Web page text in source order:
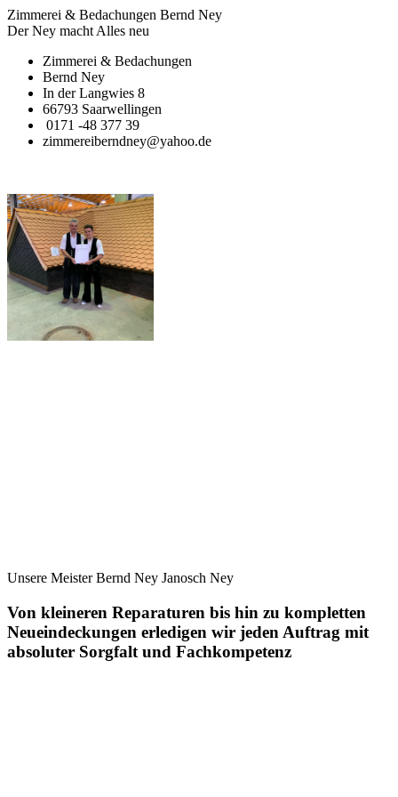
Zimmerei & Bedachungen Bernd Ney
Der Ney macht Alles neu
Zimmerei & Bedachungen
Bernd Ney
In der Langwies 8
66793 Saarwellingen
0171 -48 377 39
zimmereiberndney@yahoo.de
Unsere Meister Bernd Ney Janosch Ney
Von kleineren Reparaturen bis hin zu kompletten
Neueindeckungen erledigen wir jeden Auftrag mit
absoluter Sorgfalt und Fachkompetenz